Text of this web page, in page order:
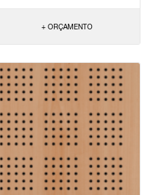
+ ORÇAMENTO